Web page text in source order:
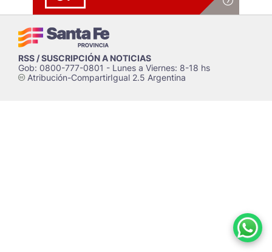
RSS / SUSCRIPCIÓN A NOTICIAS
Gob: 0800-777-0801 - Lunes a Viernes: 8-18 hs
cAtribución-CompartirIgual 2.5 Argentina